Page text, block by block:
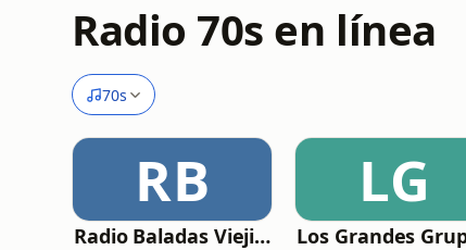
Radio 70s en línea
70s
RB
Radio Baladas Viejitas Románticas
LG